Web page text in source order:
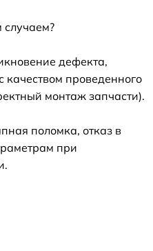
случаем?
дефекта,
проведенного
монтаж запчасти).
поломка, отказ в
при